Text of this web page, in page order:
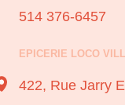
514 376-6457
EPICERIE LOCO
422, Rue Jarry